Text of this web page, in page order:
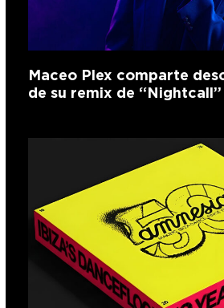
Maceo Plex comparte
de su remix de “Nightcall”